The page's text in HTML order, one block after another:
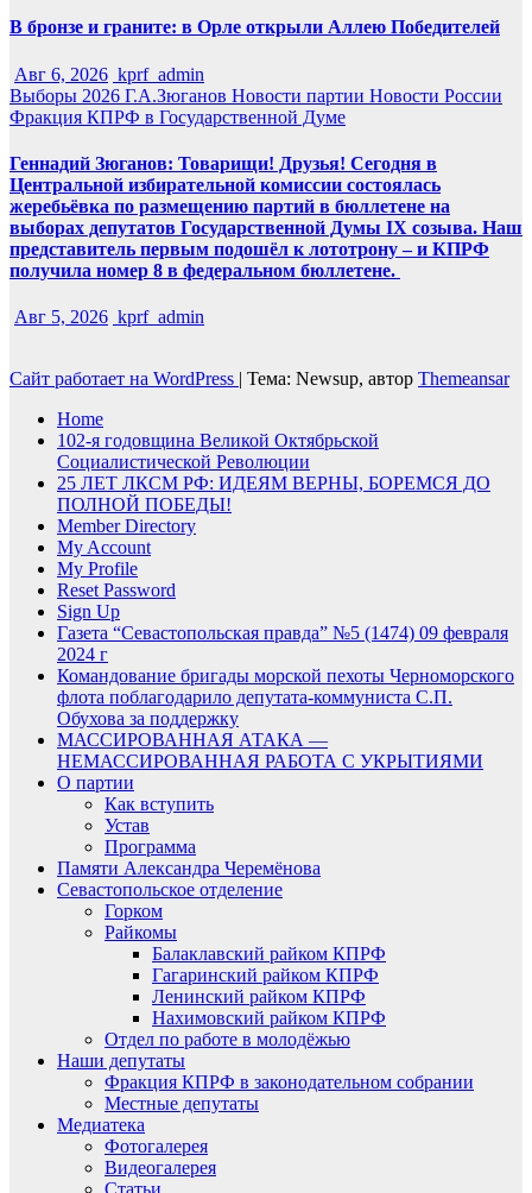
В бронзе и граните: в Орле открыли Аллею Победителей
Авг 6, 2026 kprf_admin
Выборы 2026 Г.А.Зюганов Новости партии Новости России
Фракция КПРФ в Государственной Думе
Геннадий Зюганов: Товарищи! Друзья! Сегодня в
Центральной избирательной комиссии состоялась
жеребьёвка по размещению партий в бюллетене на
выборах депутатов Государственной Думы IX созыва. Наш
представитель первым подошёл к лототрону – и КПРФ
получила номер 8 в федеральном бюллетене.
Авг 5, 2026 kprf_admin
Сайт работает на WordPress | Тема: Newsup, автор Themeansar
Home
102-я годовщина Великой Октябрьской
Социалистической Революции
25 ЛЕТ ЛКСМ РФ: ИДЕЯМ ВЕРНЫ, БОРЕМСЯ ДО
ПОЛНОЙ ПОБЕДЫ!
Member Directory
My Account
My Profile
Reset Password
Sign Up
Газета “Севастопольская правда” №5 (1474) 09 февраля
2024 г
Командование бригады морской пехоты Черноморского
флота поблагодарило депутата-коммуниста С.П.
Обухова за поддержку
МАССИРОВАННАЯ АТАКА —
НЕМАССИРОВАННАЯ РАБОТА С УКРЫТИЯМИ
О партии
Как вступить
Устав
Программа
Памяти Александра Черемёнова
Севастопольское отделение
Горком
Райкомы
Балаклавский райком КПРФ
Гагаринский райком КПРФ
Ленинский райком КПРФ
Нахимовский райком КПРФ
Отдел по работе в молодёжью
Наши депутаты
Фракция КПРФ в законодательном собрании
Местные депутаты
Медиатека
Фотогалерея
Видеогалерея
Статьи